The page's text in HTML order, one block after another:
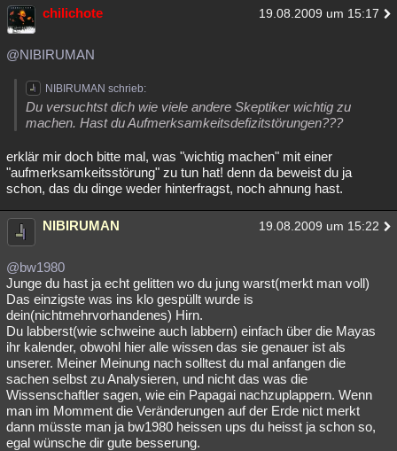
chilichote 19.08.2009 um 15:17
@NIBIRUMAN
NIBIRUMAN schrieb:
Du versuchtst dich wie viele andere Skeptiker wichtig zu
machen. Hast du Aufmerksamkeitsdefizitstörungen???
erklär mir doch bitte mal, was "wichtig machen" mit einer
"aufmerksamkeitsstörung" zu tun hat! denn da beweist du ja
schon, das du dinge weder hinterfragst, noch ahnung hast.
NIBIRUMAN 19.08.2009 um 15:22
@bw1980
Junge du hast ja echt gelitten wo du jung warst(merkt man voll)
Das einzigste was ins klo gespüllt wurde is
dein(nichtmehrvorhandenes) Hirn.
Du labberst(wie schweine auch labbern) einfach über die Mayas
ihr kalender, obwohl hier alle wissen das sie genauer ist als
unserer. Meiner Meinung nach solltest du mal anfangen die
sachen selbst zu Analysieren, und nicht das was die
Wissenschaftler sagen, wie ein Papagai nachzuplappern. Wenn
man im Momment die Veränderungen auf der Erde nict merkt
dann müsste man ja bw1980 heissen ups du heisst ja schon so,
egal wünsche dir gute besserung.